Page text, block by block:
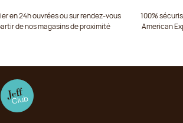
en 24h ouvrées ou sur rendez-vous
de nos magasins de proximité
100%
American